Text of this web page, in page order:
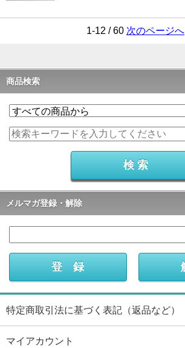
1-12 / 60 次のページへ
商品検索
メルマガ登録・解除
特定商取引法に基づく表記（返品など）
マイアカウント